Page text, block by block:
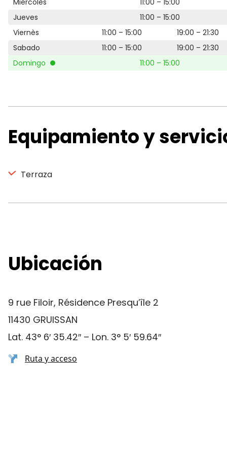
Miercolès
11:00 – 15:00
Jueves
11:00 – 15:00
Viernès
11:00 – 15:00
19:00 – 21:30
Sabado
11:00 – 15:00
19:00 – 21:30
Domingo
11:00 – 15:00
Equipamiento y
Terraza
Ubicación
9 rue Filoir, Résidence Presqu’île 2
11430 GRUISSAN
Lat. 43° 6′ 35.42″ – Lon. 3° 5′ 59.64″
Ruta y acceso